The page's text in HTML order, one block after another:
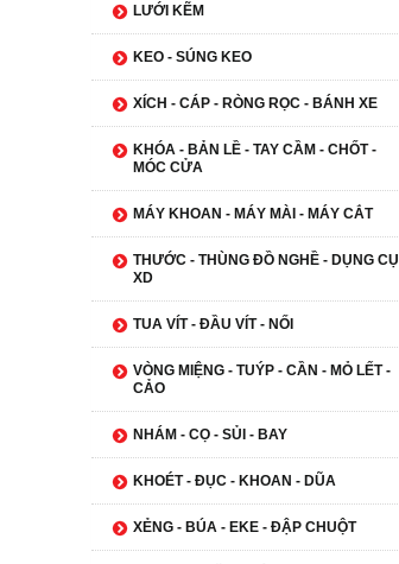
LƯỚI KẼM
KEO - SÚNG KEO
XÍCH - CÁP - RÒNG RỌC - BÁNH XE
KHÓA - BẢN LỀ - TAY CẦM - CHỐT -
MÓC CỬA
MÁY KHOAN - MÁY MÀI - MÁY CẮT
THƯỚC - THÙNG ĐỒ NGHỀ - DỤNG CỤ
XD
TUA VÍT - ĐẦU VÍT - NỐI
VÒNG MIỆNG - TUÝP - CẦN - MỎ LẾT -
CẢO
NHÁM - CỌ - SỦI - BAY
KHOÉT - ĐỤC - KHOAN - DŨA
XẺNG - BÚA - EKE - ĐẬP CHUỘT